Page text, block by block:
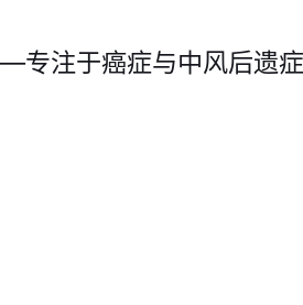
专注于癌症与中风后遗